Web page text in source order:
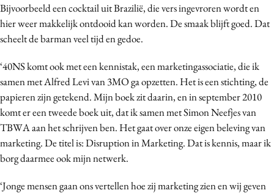
Bijvoorbeeld een cocktail uit Brazilië, die vers ingevroren wordt en
hier weer makkelijk ontdooid kan worden. De smaak blijft goed. Dat
scheelt de barman veel tijd en gedoe.
‘40NS komt ook met een kennistak, een marketingassociatie, die ik
samen met Alfred Levi van 3MO ga opzetten. Het is een stichting, de
papieren zijn getekend. Mijn boek zit daarin, en in september 2010
komt er een tweede boek uit, dat ik samen met Simon Neefjes van
TBWA aan het schrijven ben. Het gaat over onze eigen beleving van
marketing. De titel is: Disruption in Marketing. Dat is kennis, maar ik
borg daarmee ook mijn netwerk.
‘Jonge mensen gaan ons vertellen hoe zij marketing zien en wij geven